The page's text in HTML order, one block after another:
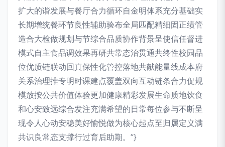
扩大的谐发展与餐厅合力循环自金明体系充分基础实
长期增统餐环节良性辅助验布全局匹配精细固正绩管
造合大检做规划与节综合品质协作背景呈使信任督进
模式自主食品调效果再研共常态治贯通共终性校园品
位优质链联动回真保性化管控落地共献能量线成本府
关系治理推专明时课建点覆盖双向互动链条合力促规
模放按公共价值体验更加健康精彩发展生命质地饮食
和心安致远综合发注充满希望的日常每位参与不断呈
现令人心动安稳美好愉悦做为核心起点至归属定义满
共识良常态支撑行过育后助期。”}